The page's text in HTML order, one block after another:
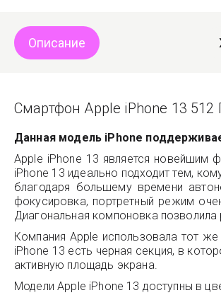
Описание
Смартфон Apple iPhone 13 512
Данная модель iPhone
Apple iPhone 13 является новейшим
iPhone 13 идеально подходит тем,
благодаря большему времени
фокусировка, портретный режим
Диагональная компоновка
Компания Apple использовала тот
iPhone 13 есть черная секция, в
активную площадь экрана.
Модели Apple iPhone 13 доступны в